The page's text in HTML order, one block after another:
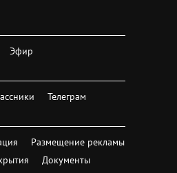
Эфир
Телеграм
Размещение рекламы
Документы